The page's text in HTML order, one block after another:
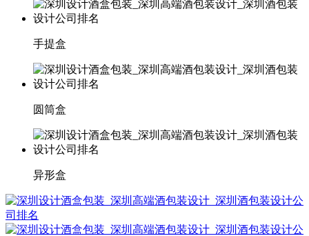
手提盒
圆筒盒
异形盒